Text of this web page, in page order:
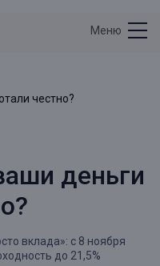
Меню
честно?
деньги
вклада»: с 8 ноября
до 21,5%